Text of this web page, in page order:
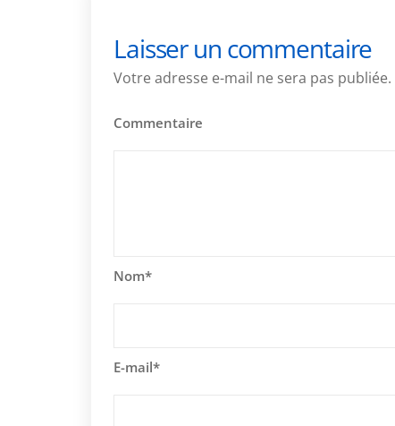
Laisser un commentaire
Votre adresse e-mail ne sera pas publiée.
Commentaire
Nom*
E-mail*